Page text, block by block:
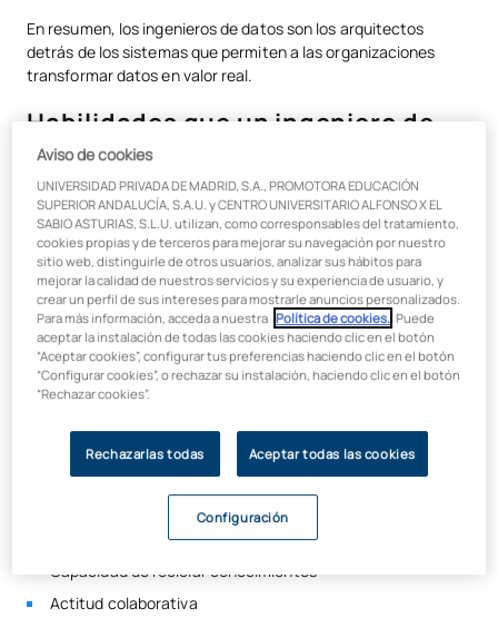
Servicios de Computación en la Nube
Calidad de los datos
Herramientas
Objetivo final
Relación entre la Ingeniería de Datos y el Big Data
¿Qué estudiar para ser ingeniero de datos?
Formación académica
Cursos especializados
Certificaciones relevantes
Salario de un ingeniero de datos
En resumen, los ingenieros de datos son los arquitectos
detrás de los sistemas que permiten a las organizaciones
transformar datos en valor real.
Habilidades que un ingeniero de
datos debe tener
Habilidades duras (hard skills)
Conocimientos debases de datos relacionales y no
relacionales
Dominardiferentes lenguajes de programación,
cuantos más mejor
Experiencia enplataformas Cloudy todos sus servicios
Habilidades blandas (soft skills)
Pensamiento crítico
Capacidad de reciclar conocimientos
Actitud colaborativa
Aviso de cookies
UNIVERSIDAD PRIVADA DE MADRID, S.A., PROMOTORA EDUCACIÓN
SUPERIOR ANDALUCÍA, S.A.U. y CENTRO UNIVERSITARIO ALFONSO X EL
SABIO ASTURIAS, S.L.U. utilizan, como corresponsables del tratamiento,
cookies propias y de terceros para mejorar su navegación por nuestro
sitio web, distinguirle de otros usuarios, analizar sus hábitos para
mejorar la calidad de nuestros servicios y su experiencia de usuario, y
crear un perfil de sus intereses para mostrarle anuncios personalizados.
Para más información, acceda a nuestra Política de cookies. . Puede
aceptar la instalación de todas las cookies haciendo clic en el botón
“Aceptar cookies”, configurar tus preferencias haciendo clic en el botón
“Configurar cookies”, o rechazar su instalación, haciendo clic en el botón
“Rechazar cookies”.
Rechazarlas todas Aceptar todas las cookies
Configuración